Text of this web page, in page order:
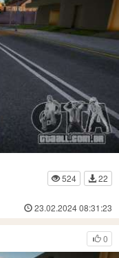
524
22
23.02.2024 08:31:23
0